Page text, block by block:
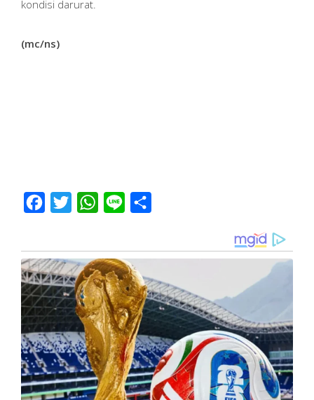
kondisi darurat.
(mc/ns)
Facebook
Twitter WhatsApp
Line